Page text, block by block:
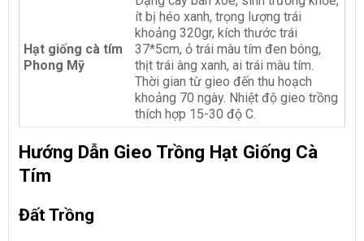
Hạt giống cà tím
Phong Mỹ
ít bị héo xanh, trọng lượng trái
khoảng 320gr, kích thước trái
37*5cm, ỏ trái màu tím đen bóng,
thịt trái àng xanh, ai trái màu tím.
Thời gian từ gieo đến thu hoạch
khoảng 70 ngày. Nhiệt độ gieo trồng
thích hợp 15-30 độ C.
Hướng Dẫn Gieo Trồng Hạt Giống Cà
Tím
Đất Trồng